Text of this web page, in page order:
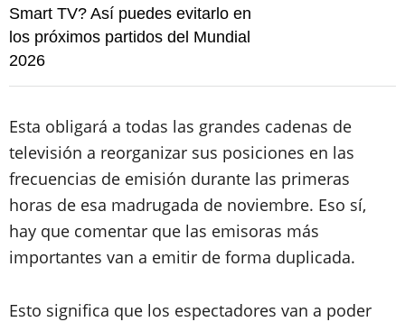
Smart TV? Así puedes evitarlo en
los próximos partidos del Mundial
2026
Esta obligará a todas las grandes cadenas de
televisión a reorganizar sus posiciones en las
frecuencias de emisión durante las primeras
horas de esa madrugada de noviembre. Eso sí,
hay que comentar que las emisoras más
importantes van a emitir de forma duplicada.
Esto significa que los espectadores van a poder